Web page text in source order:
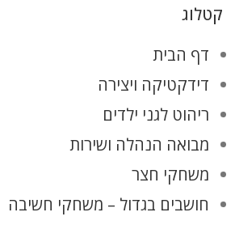
קטלוג
דף הבית
דידקטיקה ויצירה
ריהוט לגני ילדים
מבואה הנהלה ושירות
משחקי חצר
חושבים בגדול – משחקי חשיבה